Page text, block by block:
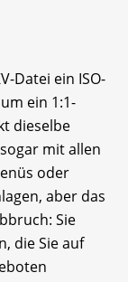
­Datei ein ISO-
ein 1:1-
dieselbe
mit allen
oder
aber das
Sie
die Sie auf